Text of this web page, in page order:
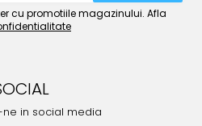
cu promotiile magazinului. Afla
in social media